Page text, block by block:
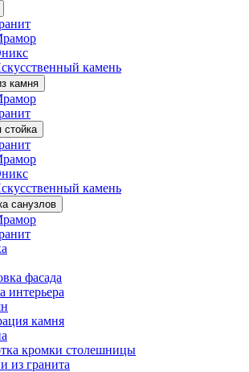
камень
камня
стойка
камень
санузлов
фасада
интерьера
камня
кромки столешницы
из гранита